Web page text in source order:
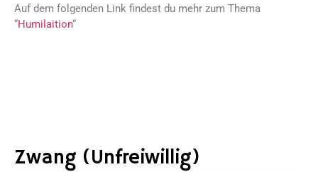
Auf dem folgenden Link findest du mehr zum Thema
“Humilaition“
Zwang (Unfreiwillig)